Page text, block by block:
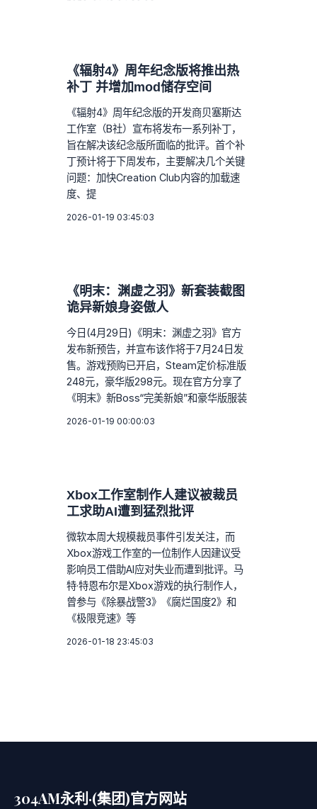
《辐射4》周年纪念版将推出热
补丁 并增加mod储存空间
《辐射4》周年纪念版的开发商贝塞斯达
工作室（B社）宣布将发布一系列补丁，
旨在解决该纪念版所面临的批评。首个补
丁预计将于下周发布，主要解决几个关键
问题：加快Creation Club内容的加载速
度、提
2026-01-19 03:45:03
《明末：渊虚之羽》新套装截图
诡异新娘身姿傲人
今日(4月29日)《明末：渊虚之羽》官方
发布新预告，并宣布该作将于7月24日发
售。游戏预购已开启，Steam定价标准版
248元，豪华版298元。现在官方分享了
《明末》新Boss“完美新娘”和豪华版服装
2026-01-19 00:00:03
Xbox工作室制作人建议被裁员
工求助AI遭到猛烈批评
微软本周大规模裁员事件引发关注，而
Xbox游戏工作室的一位制作人因建议受
影响员工借助AI应对失业而遭到批评。马
特·特恩布尔是Xbox游戏的执行制作人，
曾参与《除暴战警3》《腐烂国度2》和
《极限竞速》等
2026-01-18 23:45:03
304AM永利·(集团)官方网站